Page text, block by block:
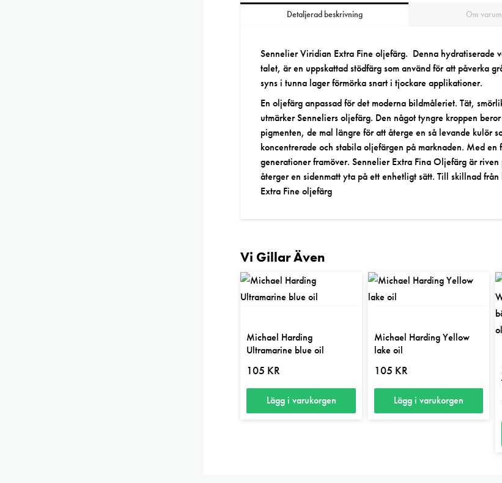
Detaljerad beskrivning Om
Sennelier Viridian Extra Fine oljefärg. Denna
talet, är en uppskattad stödfärg som använd för att påverka
syns i tunna lager förmörka snart i tjockare applikationer.
En oljefärg anpassad för det moderna bildmåleriet. Tät,
utmärkerSenneliers oljefärg. Den något tyngre kroppen
pigmenten, de mal längre för att återge en så levande kulör
koncentrerade och stabila oljefärgen på marknaden. Med
generationer framöver. Sennelier Extra Fina Oljefärg är
återger en sidenmatt yta på ett enhetligt sätt. Till skillnad
Extra Fine oljefärg
Vi Gillar Även
Michael Harding
Ultramarine blue oil
105 KR
Lägg i varukorgen
Michael Harding Yellow
lake oil
105 KR
Lägg i varukorgen